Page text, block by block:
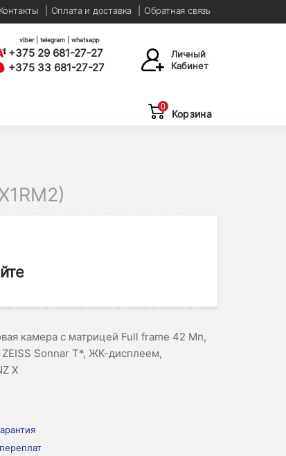
Контакты Оплата и доставка Обратная связь
viber | telegram | whatsapp
+375 29 681-27-27
+375 33 681-27-27
Личный
Кабинет
0
Корзина
камера с матрицей Full frame 42 Мп,
Sonnar T*, ЖК-дисплеем,
X